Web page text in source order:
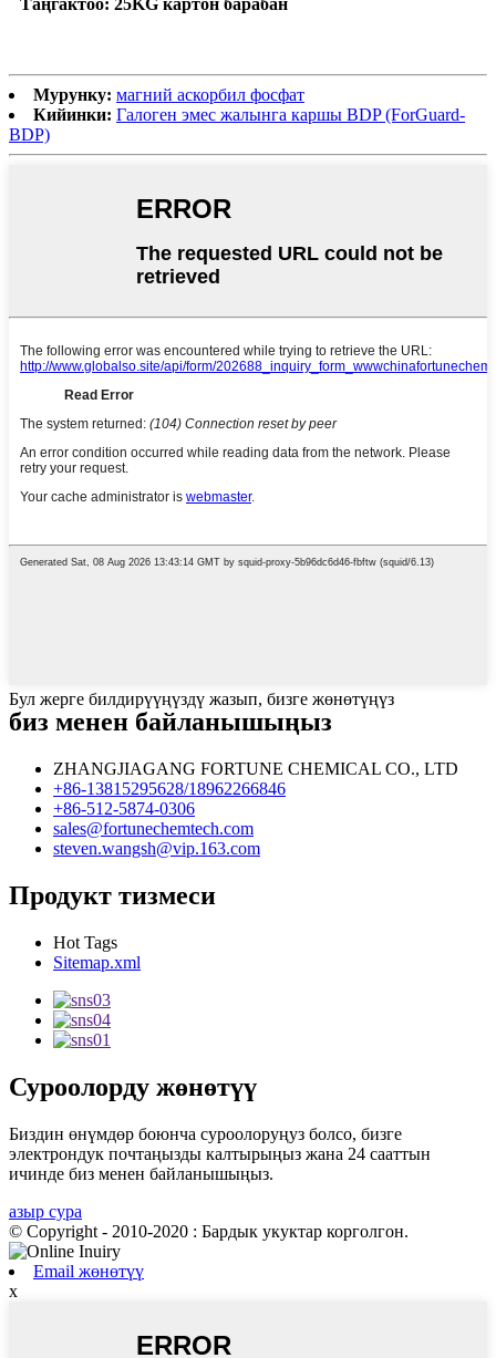
Таңгактоо: 25KG картон барабан
Мурунку: магний аскорбил фосфат
Кийинки: Галоген эмес жалынга каршы BDP (ForGuard-
BDP)
Бул жерге билдирүүңүздү жазып, бизге жөнөтүңүз
биз менен байланышыңыз
ZHANGJIAGANG FORTUNE CHEMICAL CO., LTD
+86-13815295628/18962266846
+86-512-5874-0306
sales@fortunechemtech.com
steven.wangsh@vip.163.com
Продукт тизмеси
Hot Tags
Sitemap.xml
Суроолорду жөнөтүү
Биздин өнүмдөр боюнча суроолоруңуз болсо, бизге
электрондук почтаңызды калтырыңыз жана 24 сааттын
ичинде биз менен байланышыңыз.
азыр сура
© Copyright - 2010-2020 : Бардык укуктар корголгон.
Email жөнөтүү
x